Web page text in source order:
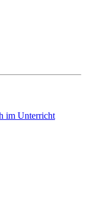
im Unterricht